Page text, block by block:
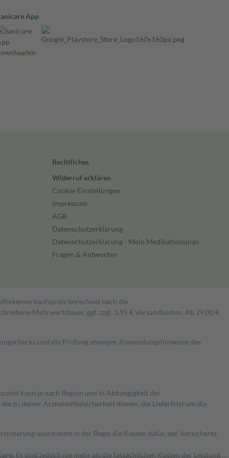
App
Rechtliches
Widerruf erklären
Cookie-Einstellungen
Impressum
AGB
Datenschutzerklärung
Datenschutzerklärung - Mein Medikationsplan
Fragen & Antworten
berechnet nach der
Mehrwertsteuer, ggf. zzgl. 3,95 € Versandkosten. Ab 29,00 €
und die Prüfung etwaiger Anwendungshinweise des
kann je nach Region und in Abhängigkeit der
zu deiner Arzneimittelsicherheit dienen, die Lieferfrist um die
übernimmt in der Regel die Kosten dafür, der Versicherte
Es sind jedoch nie mehr als die tatsächlichen Kosten der Leistung